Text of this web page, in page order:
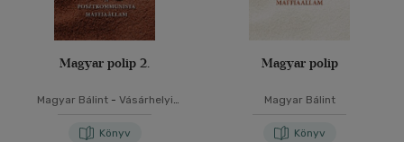
Magyar polip 2.
Magyar Bálint- Vásárhelyi
Könyv
Magyar polip
Magyar Bálint
Könyv